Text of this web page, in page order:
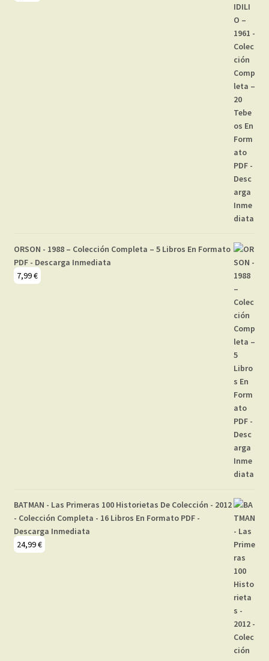
ORSON - 1988 – Colección Completa – 5 Libros En Formato
PDF - Descarga Inmediata
7,99€
BATMAN - Las Primeras 100 Historietas De Colección - 2012
- Colección Completa - 16 Libros En Formato PDF -
Descarga Inmediata
24,99€